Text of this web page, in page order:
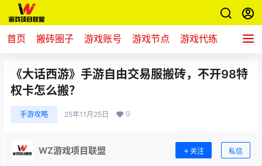
首页 搬砖圈子 游戏账号 游戏节点 游戏代练 新游推
《大话西游》手游自由交易服搬砖，不开98特
权卡怎么搬？
手游攻略 25年11月25日 0
WZ游戏项目联盟 关注 私信